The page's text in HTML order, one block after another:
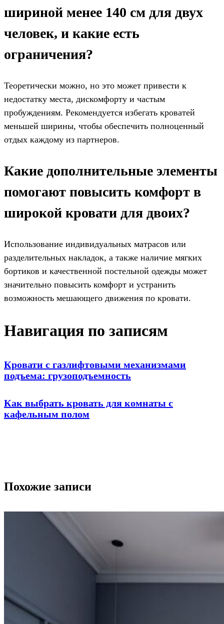
шириной менее 140 см для двух
человек, и какие есть
ограничения?
Теоретически можно, но это может привести к
недостатку места, дискомфорту и частым
пробуждениям. Рекомендуется избегать кроватей
меньшей ширины, чтобы обеспечить полноценный
отдых каждому из партнеров.
Какие дополнительные элементы
помогают повысить комфорт в
широкой кровати для двоих?
Использование индивидуальных матрасов или
разделительных накладок, а также наличие мягких
бортиков и качественной постельной одежды может
значительно повысить комфорт и устранить
возможность мешающего движения по кровати.
Навигация по записям
Кровати с газлифтовыми механизмами
подъема: грузоподъемность
Как выбрать кровать для комнаты с
кафельным полом
Похожие записи